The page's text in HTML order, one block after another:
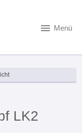
Menü
LK2